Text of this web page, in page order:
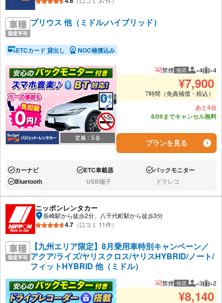
プリウス 他（ミドル,ハイブリッド）
ETCカード 貸出し NOC補償込み
禁煙 推奨 推奨人数
×4 推
×4
¥7,900
7時間（免責補償・税込）
あと4台
8/09までキャンセル無料
プランを見る
あり:カーナビ あり:ETC車載器 あり:バックモニター
あり:Bluetooth なし:USB端子 なし:ドラレコ
ニッポンレンタカー
長崎駅から徒歩2分、八千代町駅から徒歩3分
4.7 （口コミ 11件）
【九州エリア限定】8月乗用車特別キャンペーン／
アクア/ライズ/ヤリスクロス/ヤリスHYBRID/ノート/
フィットHYBRID 他（ミドル）
禁煙 推奨 推奨人数
×3 推
×2
¥8,140